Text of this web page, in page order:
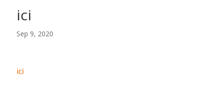
ici
Sep 9, 2020
ici